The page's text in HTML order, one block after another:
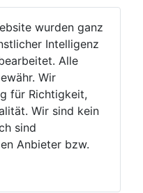
wurden ganz
Intelligenz
Alle
Wir
für Richtigkeit,
Wir sind kein
sind
Anbieter bzw.